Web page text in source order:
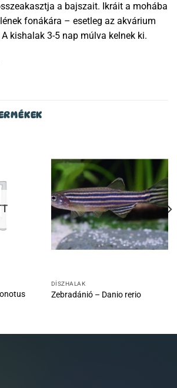
a bajszait. Ikráit a mohába
fonákára – esetleg az akvárium
kishalak 3-5 nap múlva kelnek ki.
DÍSZHALAK
Zebradánió – Danio rerio